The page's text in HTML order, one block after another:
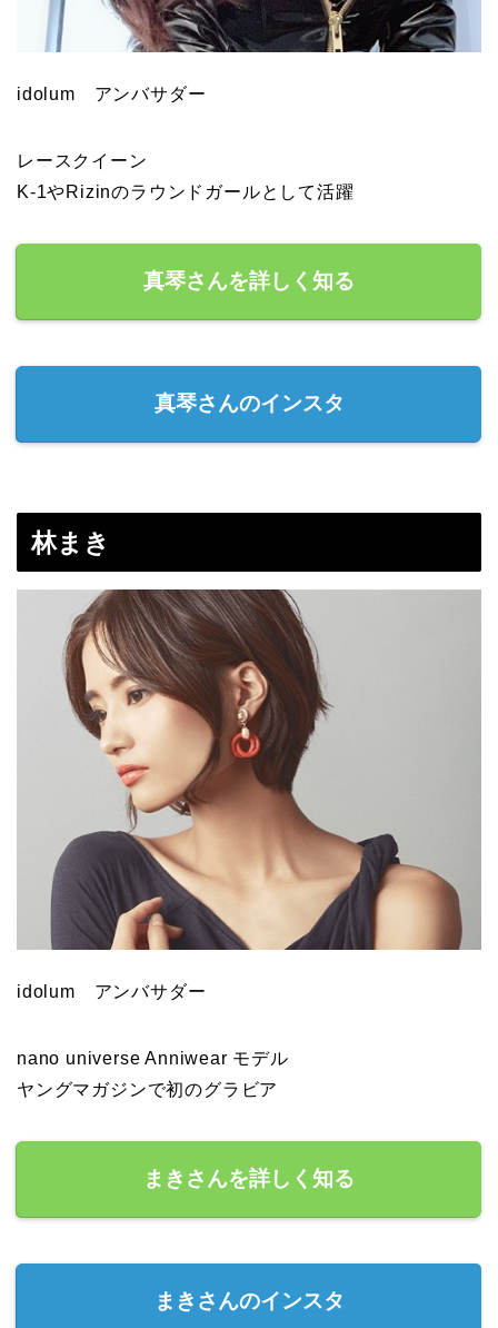
idolum アンバサダー
レースクイーン
K-1やRizinのラウンドガールとして活躍
真琴さんを詳しく知る
真琴さんのインスタ
林まき
idolum アンバサダー
nano universe Anniwear モデル
ヤングマガジンで初のグラビア
まきさんを詳しく知る
まきさんのインスタ